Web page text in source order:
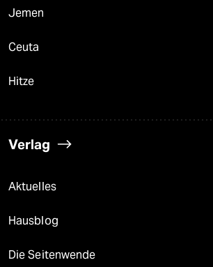
Jemen
Ceuta
Hitze
Verlag
Aktuelles
Hausblog
Die Seitenwende